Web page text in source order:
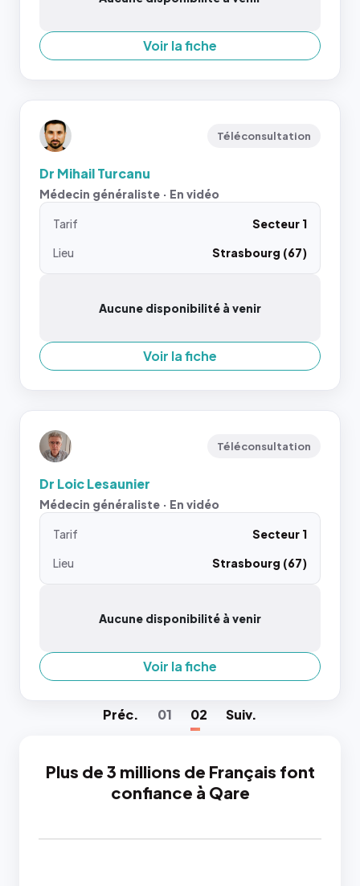
Voir la fiche
Téléconsultation
Dr Mihail Turcanu
Médecin généraliste · En vidéo
Tarif
Secteur 1
Lieu
Strasbourg (67)
Aucune disponibilité à venir
Voir la fiche
Téléconsultation
Dr Loic Lesaunier
Médecin généraliste · En vidéo
Tarif
Secteur 1
Lieu
Strasbourg (67)
Aucune disponibilité à venir
Voir la fiche
Préc. 01 02 Suiv.
Plus de 3 millions de Français font
confiance à Qare